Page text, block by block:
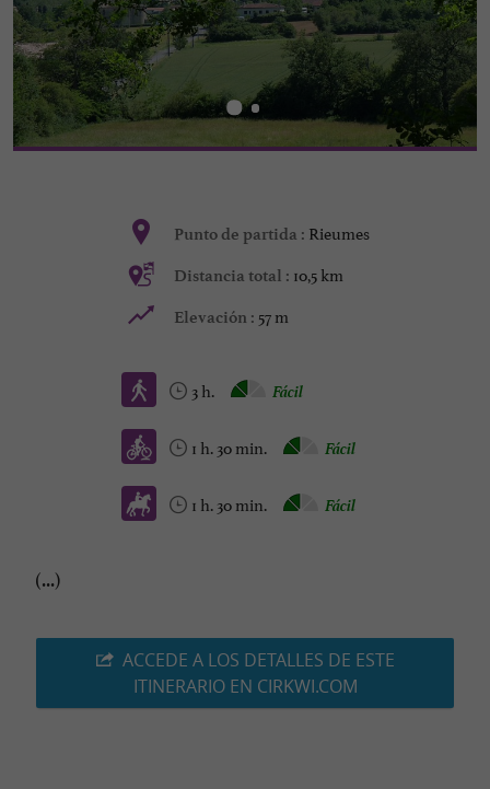
Punto de partida : Rieumes
Distancia total : 10,5 km
Elevación : 57 m
3 h. Fácil
1 h. 30 min. Fácil
1 h. 30 min. Fácil
(...)
ACCEDE A LOS DETALLES DE ESTE
ITINERARIO EN CIRKWI.COM